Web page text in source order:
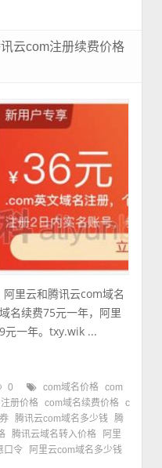
云com注册续费价格
里云和腾讯云com域名
名续费75元一年，阿里
元一年。txy.wik ...
0 com域名价格
com
册价格 com域名续费价格 c
腾讯云com域名多少钱 腾
腾讯云域名转入价格
阿里
口令
阿里云com域名多少钱